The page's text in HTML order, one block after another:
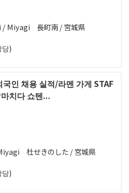
/ Miyagi 長町南 / 宮城県
당)
국인 채용 실적/라멘 가게 STAF
치다 쇼텐...
杜せきのした / 宮城県
당)